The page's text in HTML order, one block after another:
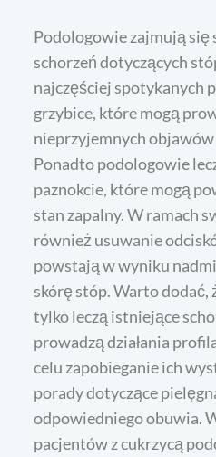
Podologowie zajmują się
schorzeń dotyczących
najczęściej spotykanych
grzybice, które mogą
nieprzyjemnych
Ponadto podologowie
paznokcie, które mogą
stan zapalny. W ramach
również usuwanie
powstają w wyniku
skórę stóp. Warto dodać,
tylko leczą istniejące
prowadzą działania
celu zapobieganie ich
porady dotyczące
odpowiedniego obuwia.
pacjentów z cukrzycą